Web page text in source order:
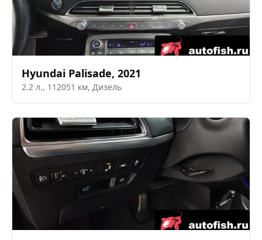
Hyundai Palisade, 2021
2.2 л., 112051 км, Дизель